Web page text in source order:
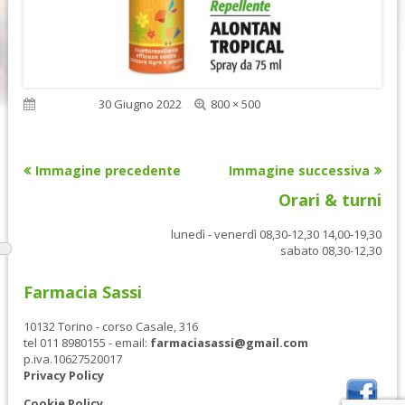
Pubblicato30 Giugno 2022
Dimensione
800 × 500
Immagine precedente Immagine successiva
Orari & turni
lunedì - venerdì 08,30-12,30 14,00-19,30
sabato 08,30-12,30
Farmacia Sassi
10132 Torino - corso Casale, 316
tel 011 8980155 - email: farmaciasassi@gmail.com
p.iva.10627520017
Privacy Policy